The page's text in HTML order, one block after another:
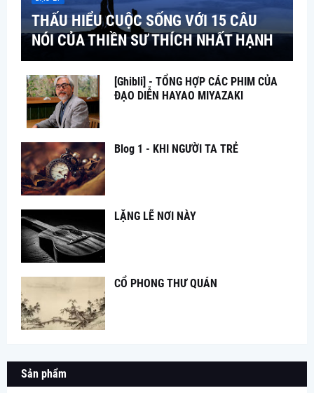
THẤU HIỂU CUỘC SỐNG VỚI 15 CÂU
NÓI CỦA THIỀN SƯ THÍCH NHẤT HẠNH
[Ghibli] - TỔNG HỢP CÁC PHIM CỦA
ĐẠO DIỄN HAYAO MIYAZAKI
Blog 1 - KHI NGƯỜI TA TRẺ
LẶNG LẼ NƠI NÀY
CỔ PHONG THƯ QUÁN
Sản phẩm